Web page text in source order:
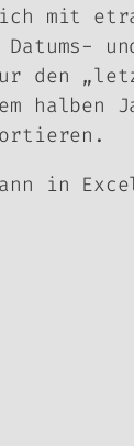
mit
den
halben
in